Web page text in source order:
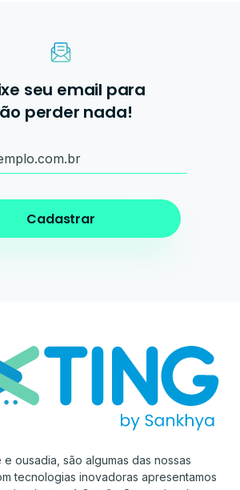
seu email para
perder nada!
ousadia, são algumas das nossas
tecnologias inovadoras apresentamos